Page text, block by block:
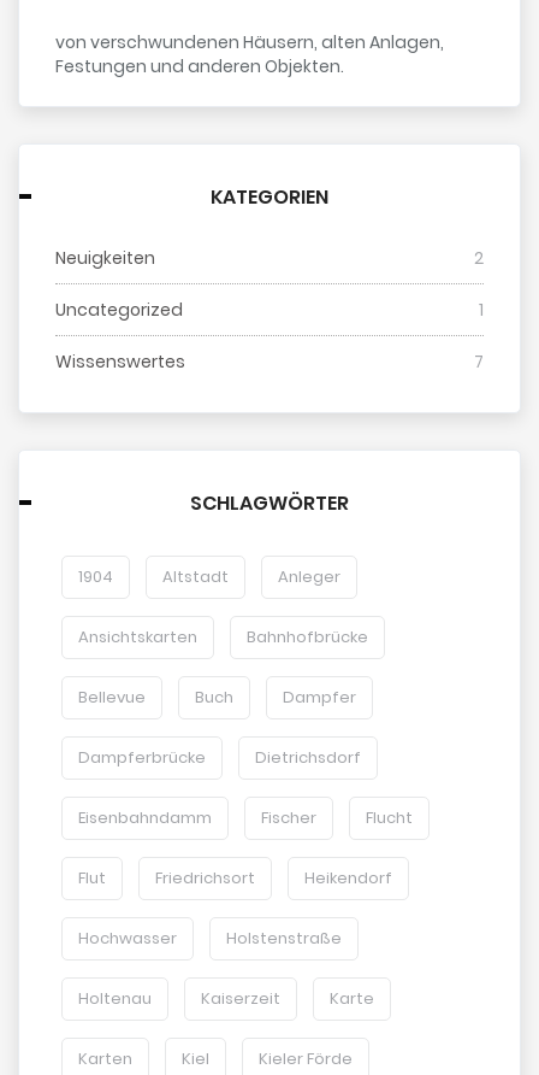
von verschwundenen Häusern, alten Anlagen,
Festungen und anderen Objekten.
KATEGORIEN
Neuigkeiten 2
Uncategorized 1
Wissenswertes 7
SCHLAGWÖRTER
1904 Altstadt Anleger
Ansichtskarten Bahnhofbrücke
Bellevue Buch Dampfer
Dampferbrücke Dietrichsdorf
Eisenbahndamm Fischer Flucht
Flut Friedrichsort Heikendorf
Hochwasser Holstenstraße
Holtenau Kaiserzeit Karte
Karten Kiel Kieler Förde